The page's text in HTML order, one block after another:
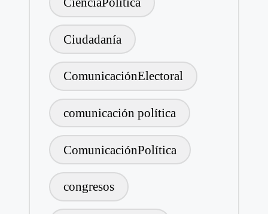
Ciudadanía
ComunicaciónElectoral
comunicación política
ComunicaciónPolítica
congresos